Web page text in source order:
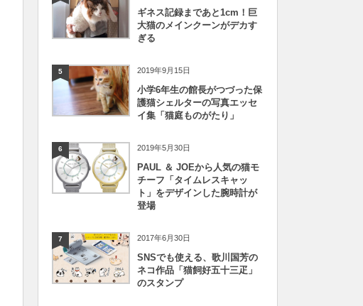
ギネス記録まであと1cm！巨
大猫のメインクーンがデカす
ぎる
5 2019年9月15日
小学6年生の館長がつづった保
護猫シェルターの写真エッセ
イ集「猫庭ものがたり」
6 2019年5月30日
PAUL ＆ JOEから人気の猫モ
チーフ「タイムレスキャッ
ト」をデザインした腕時計が
登場
7 2017年6月30日
SNSでも使える、歌川国芳の
ネコ作品「猫飼好五十三疋」
のスタンプ